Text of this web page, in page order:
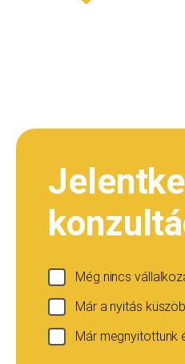
Még nincs
Már a nyitás
Már megnyitottunk